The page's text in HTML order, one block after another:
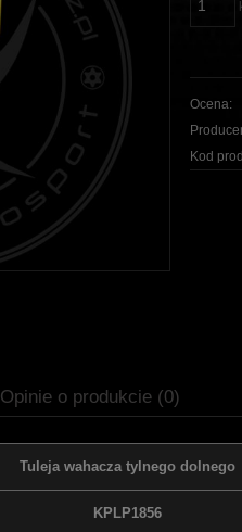
Ocena:
Kod
Opinie o produkcie (0)
Tuleja wahacza tylnego dolnego
KPLP1856